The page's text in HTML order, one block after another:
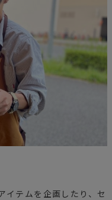
イテムを企画したり、セ